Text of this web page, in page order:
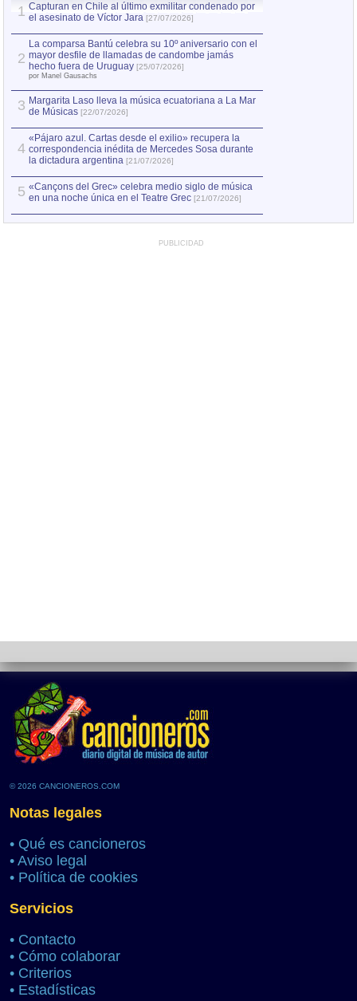
1 Capturan en Chile al último exmilitar condenado por
el asesinato de Víctor Jara [27/07/2026]
2
La comparsa Bantú celebra su 10º aniversario con el
mayor desfile de llamadas de candombe jamás
hecho fuera de Uruguay [25/07/2026]
por Manel Gausachs
3 Margarita Laso lleva la música ecuatoriana a La Mar
de Músicas [22/07/2026]
4
«Pájaro azul. Cartas desde el exilio» recupera la
correspondencia inédita de Mercedes Sosa durante
la dictadura argentina [21/07/2026]
5 «Cançons del Grec» celebra medio siglo de música
en una noche única en el Teatre Grec [21/07/2026]
PUBLICIDAD
© 2026 CANCIONEROS.COM
Notas legales
• Qué es cancioneros
• Aviso legal
• Política de cookies
Servicios
• Contacto
• Cómo colaborar
• Criterios
• Estadísticas